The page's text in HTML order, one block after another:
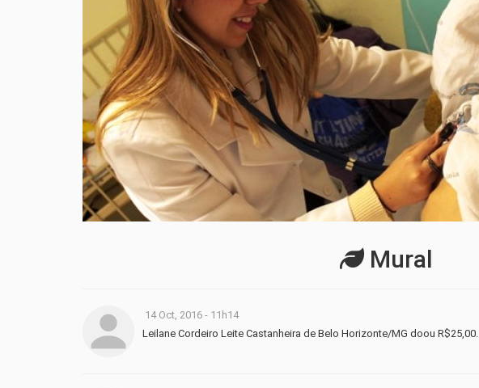
Mural
14 Oct, 2016 - 11h14
Leilane Cordeiro Leite Castanheira de Belo Horizonte/MG doou R$25,00.